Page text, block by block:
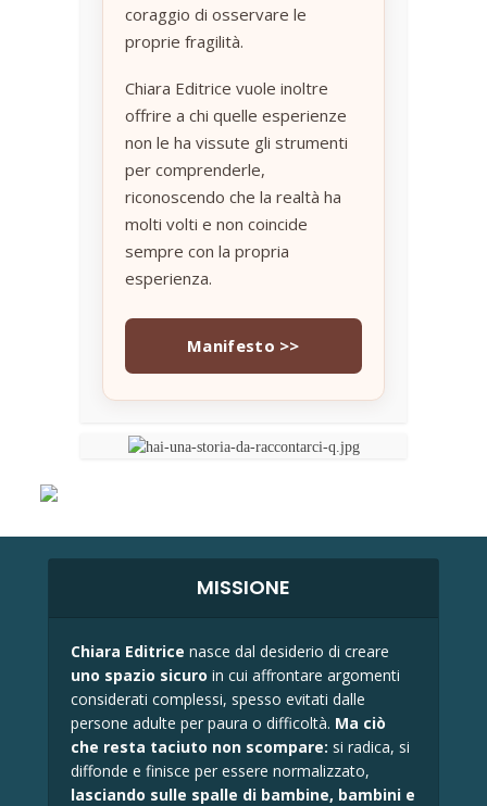
coraggio di osservare le
proprie fragilità.
Chiara Editrice vuole inoltre
offrire a chi quelle esperienze
non le ha vissute gli strumenti
per comprenderle,
riconoscendo che la realtà ha
molti volti e non coincide
sempre con la propria
esperienza.
Manifesto >>
MISSIONE
Chiara Editrice nasce dal desiderio di creare
uno spazio sicuro in cui affrontare argomenti
considerati complessi, spesso evitati dalle
persone adulte per paura o difficoltà. Ma ciò
che resta taciuto non scompare: si radica, si
diffonde e finisce per essere normalizzato,
lasciando sulle spalle di bambine, bambini e